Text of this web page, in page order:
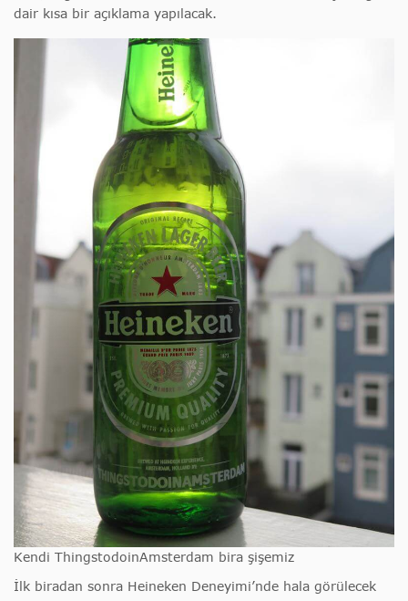
dair kısa bir açıklama yapılacak.
Kendi ThingstodoinAmsterdam bira şişemiz
İlk biradan sonra Heineken Deneyimi’nde hala görülecek